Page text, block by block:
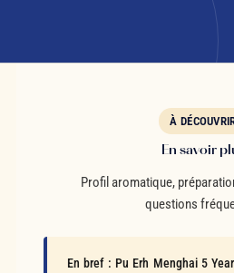
À
En savoir
Profil aromatique,
questions
En bref : Pu Erh Menghai 5